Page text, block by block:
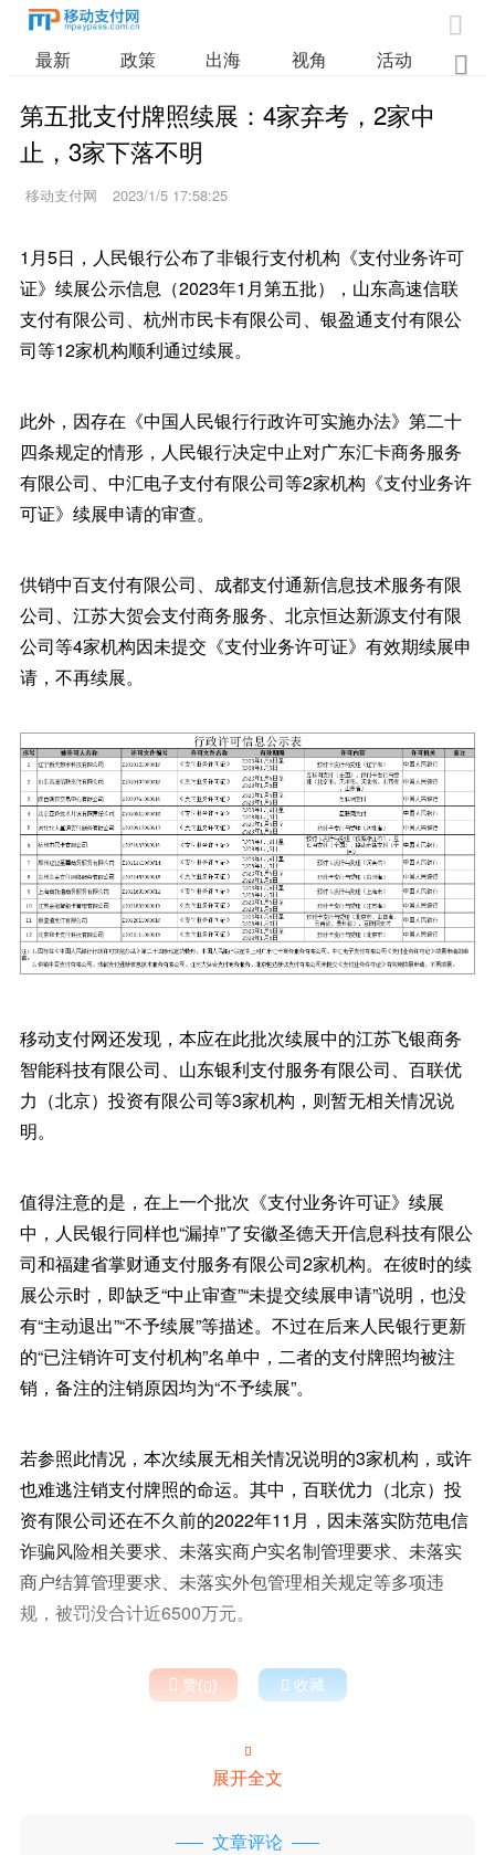

最新 政策 出海 视角 活动 业

第五批支付牌照续展：4家弃考，2家中
止，3家下落不明
移动支付网 2023/1/5 17:58:25
1月5日，人民银行公布了非银行支付机构《支付业务许可
证》续展公示信息（2023年1月第五批），山东高速信联
支付有限公司、杭州市民卡有限公司、银盈通支付有限公
司等12家机构顺利通过续展。
此外，因存在《中国人民银行行政许可实施办法》第二十
四条规定的情形，人民银行决定中止对广东汇卡商务服务
有限公司、中汇电子支付有限公司等2家机构《支付业务许
可证》续展申请的审查。
供销中百支付有限公司、成都支付通新信息技术服务有限
公司、江苏大贺会支付商务服务、北京恒达新源支付有限
公司等4家机构因未提交《支付业务许可证》有效期续展申
请，不再续展。
移动支付网还发现，本应在此批次续展中的江苏飞银商务
智能科技有限公司、山东银利支付服务有限公司、百联优
力（北京）投资有限公司等3家机构，则暂无相关情况说
明。
值得注意的是，在上一个批次《支付业务许可证》续展
中，人民银行同样也“漏掉”了安徽圣德天开信息科技有限公
司和福建省掌财通支付服务有限公司2家机构。在彼时的续
展公示时，即缺乏“中止审查”“未提交续展申请”说明，也没
有“主动退出”“不予续展”等描述。不过在后来人民银行更新
的“已注销许可支付机构”名单中，二者的支付牌照均被注
销，备注的注销原因均为“不予续展”。
若参照此情况，本次续展无相关情况说明的3家机构，或许
也难逃注销支付牌照的命运。其中，百联优力（北京）投
资有限公司还在不久前的2022年11月，因未落实防范电信
诈骗风险相关要求、未落实商户实名制管理要求、未落实
商户结算管理要求、未落实外包管理相关规定等多项违
规，被罚没合计近6500万元。
 赞()  收藏

展开全文
文章评论